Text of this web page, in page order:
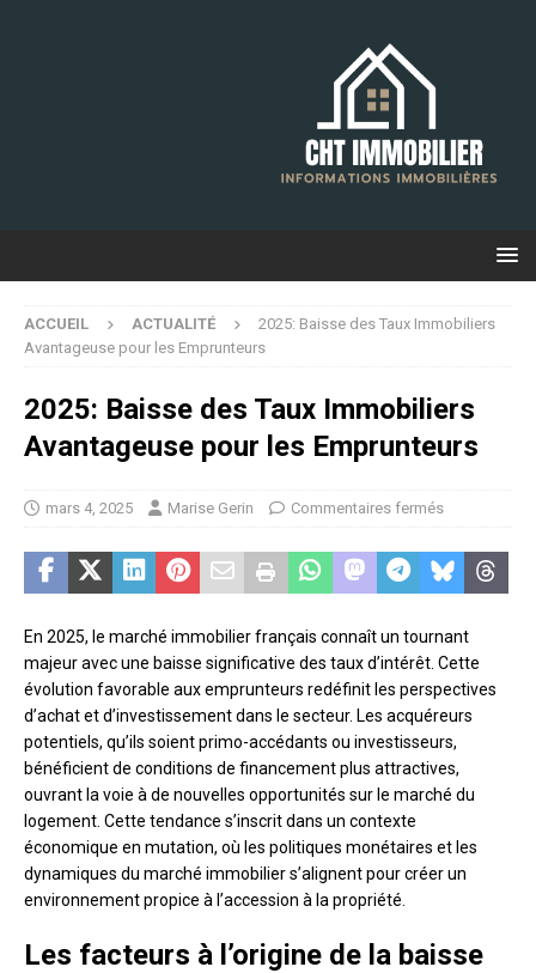
ACCUEIL ACTUALITÉ
2025: Baisse des Taux Immobiliers
Avantageuse pour les Emprunteurs
2025: Baisse des Taux Immobiliers
Avantageuse pour les Emprunteurs
mars 4, 2025 Marise Gerin Commentaires fermés
En 2025, le marché immobilier français connaît un tournant
majeur avec une baisse significative des taux d’intérêt. Cette
évolution favorable aux emprunteurs redéfinit les perspectives
d’achat et d’investissement dans le secteur. Les acquéreurs
potentiels, qu’ils soient primo-accédants ou investisseurs,
bénéficient de conditions de financement plus attractives,
ouvrant la voie à de nouvelles opportunités sur le marché du
logement. Cette tendance s’inscrit dans un contexte
économique en mutation, où les politiques monétaires et les
dynamiques du marché immobilier s’alignent pour créer un
environnement propice à l’accession à la propriété.
Les facteurs à l’origine de la baisse